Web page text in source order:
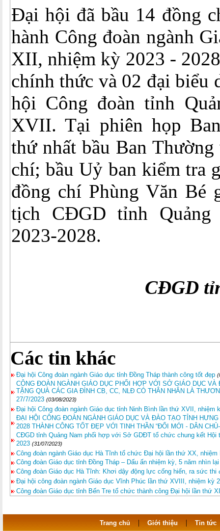
Đại hội đã bầu 14 đồng
hành Công đoàn ngành
XII, nhiệm kỳ 2023 -
chính thức và 02 đại biểu
hội Công đoàn tỉnh
XVII. Tại phiên họp
thứ nhất bầu Ban
chí; bầu Uỷ ban kiểm tra
đồng chí Phùng Văn Bé
tịch CĐGD tỉnh Quảng
2023-2028.
CĐGD
Các tin khác
Đại hội Công đoàn ngành Giáo dục tỉnh Đồng Tháp thành công tốt đẹp
CÔNG ĐOÀN NGÀNH GIÁO DỤC PHỐI HỢP VỚI SỞ GIÁO DỤC
TẶNG QUÀ CÁC GIA ĐÌNH CB, CC, NLĐ CÓ THÂN NHÂN LÀ
27/7/2023 (03/08/2023)
Đại hội Công đoàn ngành Giáo dục tỉnh Ninh Bình lần thứ XVII, nhiệm
ĐẠI HỘI CÔNG ĐOÀN NGÀNH GIÁO DỤC VÀ ĐÀO TẠO TỈNH
2028 THÀNH CÔNG TỐT ĐẸP VỚI TINH THẦN “ĐỔI MỚI - DÂN
CĐGD tỉnh Quảng Nam phối hợp với Sở GDĐT tổ chức chung kết Hội
2023 (31/07/2023)
Công đoàn ngành Giáo dục Hà Tĩnh tổ chức Đại hội lần thứ XX, nhiệm
Công đoàn Giáo dục tỉnh Đồng Tháp – Dấu ấn nhiệm kỳ, 5 năm nhìn
Công đoàn Giáo dục Hà Tĩnh: Khơi dậy động lực cống hiến, ra sức thi
Đại hội công đoàn ngành Giáo dục Vĩnh Phúc lần thứ XVIII, nhiệm kỳ
Công đoàn Giáo dục tỉnh Bến Tre tổ chức thành công Đại hội lần thứ
Trang chủ | Giới thiệu | Tin tức